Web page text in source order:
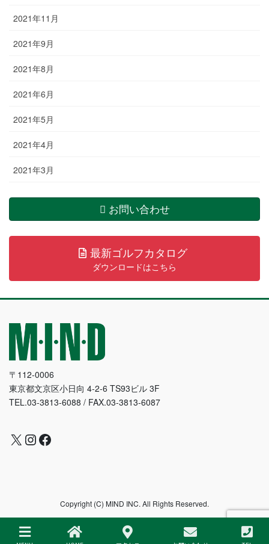
2021年11月
2021年9月
2021年8月
2021年6月
2021年5月
2021年4月
2021年3月
お問い合わせ
最新ゴルフカタログ
ダウンロードはこちら
〒112-0006
東京都文京区小日向 4-2-6 TS93ビル 3F
TEL.03-3813-6088 / FAX.03-3813-6087
X Instagram
Facebook
Copyright (C) MIND INC. All Rights Reserved.